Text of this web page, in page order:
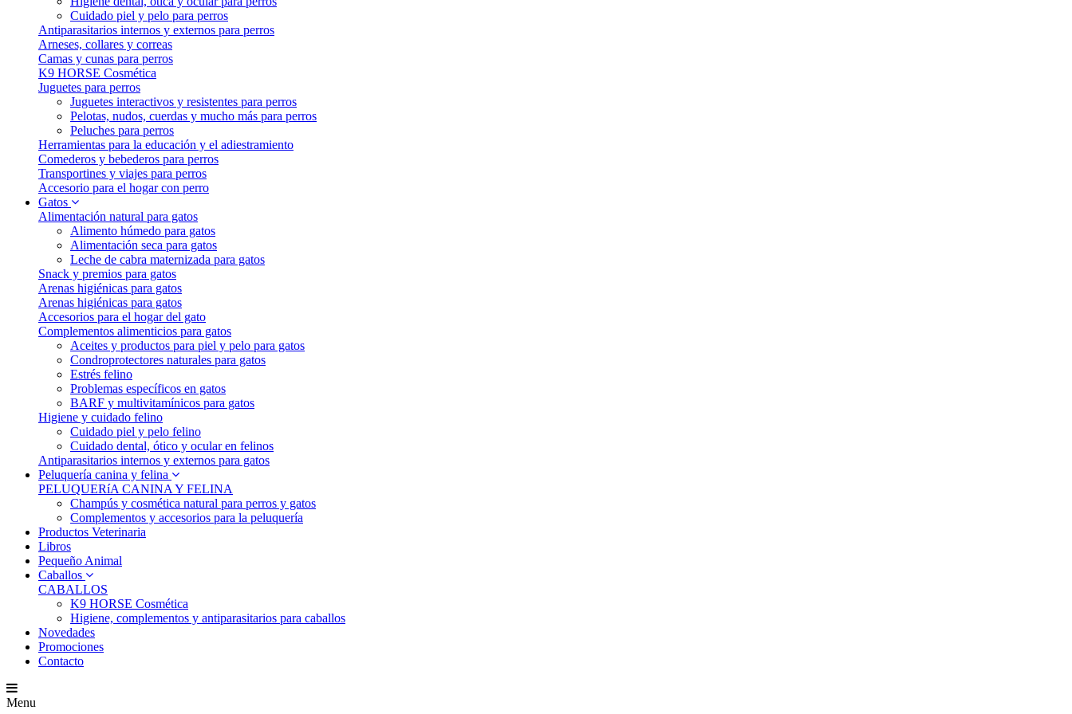
Cuidado piel y pelo para perros
Antiparasitarios internos y externos para perros
Arneses, collares y correas
Camas y cunas para perros
K9 HORSE Cosmética
Juguetes para perros
Juguetes interactivos y resistentes para perros
Pelotas, nudos, cuerdas y mucho más para perros
Peluches para perros
Herramientas para la educación y el adiestramiento
Comederos y bebederos para perros
Transportines y viajes para perros
Accesorio para el hogar con perro
Gatos
Alimentación natural para gatos
Alimento húmedo para gatos
Alimentación seca para gatos
Leche de cabra maternizada para gatos
Snack y premios para gatos
Arenas higiénicas para gatos
Arenas higiénicas para gatos
Accesorios para el hogar del gato
Complementos alimenticios para gatos
Aceites y productos para piel y pelo para gatos
Condroprotectores naturales para gatos
Estrés felino
Problemas específicos en gatos
BARF y multivitamínicos para gatos
Higiene y cuidado felino
Cuidado piel y pelo felino
Cuidado dental, ótico y ocular en felinos
Antiparasitarios internos y externos para gatos
Peluquería canina y felina
PELUQUERíA CANINA Y FELINA
Champús y cosmética natural para perros y gatos
Complementos y accesorios para la peluquería
Productos Veterinaria
Libros
Pequeño Animal
Caballos
CABALLOS
K9 HORSE Cosmética
Higiene, complementos y antiparasitarios para caballos
Novedades
Promociones
Contacto
Menu